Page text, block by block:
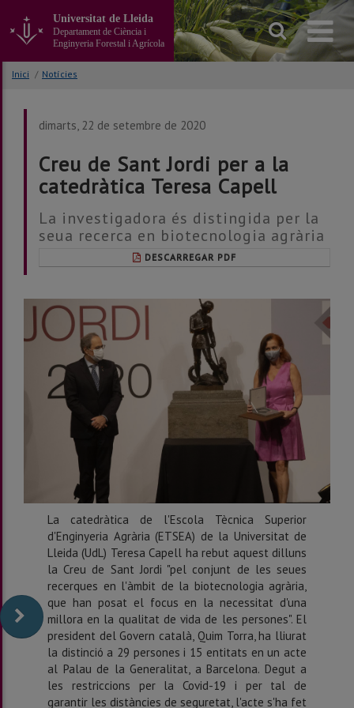
contingut
Universitat de Lleida
Departament de Ciència i
Enginyeria Forestal i Agrícola
Inici / Notícies
dimarts, 22 de setembre de 2020
Creu de Sant Jordi per a la
catedràtica Teresa Capell
La investigadora és distingida per la
seua recerca en biotecnologia agrària
DESCARREGAR PDF
La catedràtica de l'Escola Tècnica Superior
d'Enginyeria Agrària (ETSEA) de la Universitat de
Lleida (UdL) Teresa Capell ha rebut aquest dilluns
la Creu de Sant Jordi "pel conjunt de les seues
recerques en l'àmbit de la biotecnologia agrària,
que han posat el focus en la necessitat d'una
millora en la qualitat de vida de les persones". El
president del Govern català, Quim Torra, ha lliurat
la distinció a 29 persones i 15 entitats en un acte
al Palau de la Generalitat, a Barcelona. Degut a
les restriccions per la Covid-19 i per tal de
garantir les distàncies de seguretat, l'acte s'ha fet